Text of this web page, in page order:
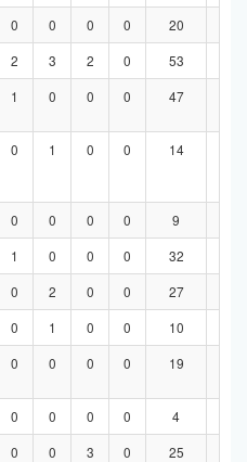
0 0 0 0 20
2 3 2 0 53
1 0 0 0 47
0 1 0 0 14
0 0 0 0 9
1 0 0 0 32
0 2 0 0 27
0 1 0 0 10
0 0 0 0 19
0 0 0 0 4
0 0 3 0 25